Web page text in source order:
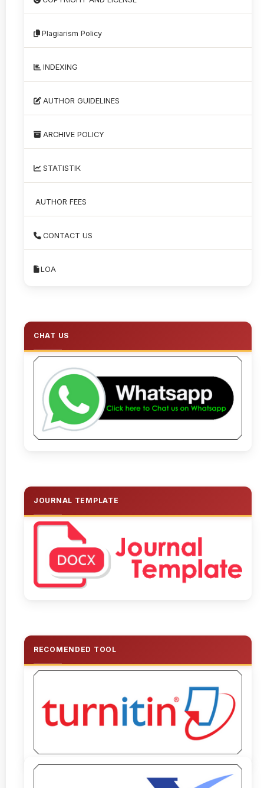
Plagiarism Policy
INDEXING
AUTHOR GUIDELINES
ARCHIVE POLICY
STATISTIK
AUTHOR FEES
CONTACT US
LOA
CHAT US
JOURNAL TEMPLATE
RECOMENDED TOOL